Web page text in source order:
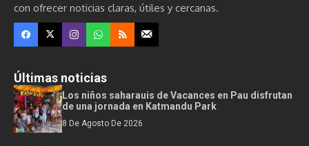
con ofrecer noticias claras, útiles y cercanas.
Últimas noticias
Los niños saharauis de Vacances en Pau disfrutan
de una jornada en Katmandu Park
8 De Agosto De 2026